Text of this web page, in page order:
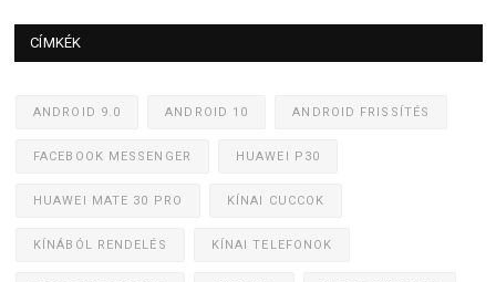
CÍMKÉK
ANDROID 9.0 ANDROID 10 ANDROID FRISSÍTÉS
FACEBOOK MESSENGER HUAWEI P30
HUAWEI MATE 30 PRO KÍNAI CUCCOK
KÍNÁBÓL RENDELÉS KÍNAI TELEFONOK